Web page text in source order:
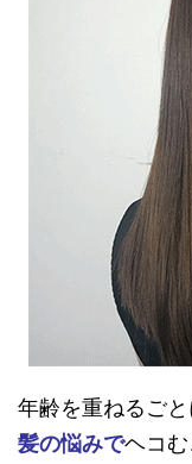
年齢を重ねるご
髪の悩みでヘコ